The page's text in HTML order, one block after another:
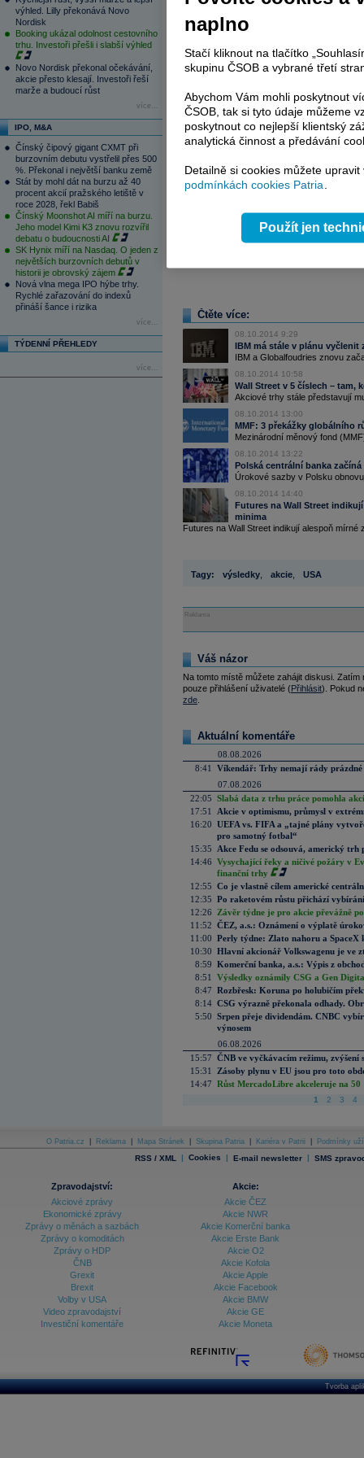
výhled. Lilly překonává Novo
Nordisk
Booking ukázal odolnost cestovního
trhu. Investoři přešli i slabší výhled
Novo Nordisk překonal očekávání,
akcie přesto klesají. Investoři řeší
marže a budoucí růst
více...
IPO, M&A
Čínský čipový gigant CXMT při
burzovním debutu vystřelil přes 500
%. Překonal i největší banku země
Stát by mohl dát na burzu až 40
procent akcií pražského letiště v
roce 2028, řekl Babiš
Čínský Moonshot AI míří na burzu.
Jeho model Kimi K3 znovu rozvířil
debatu o budoucnosti AI
SK Hynix míří na Nasdaq. O jeden z
největších burzovních debutů v
historii je obrovský zájem
Nová vlna mega IPO hýbe trhy.
Rychlé zařazování do indexů
přináší šance i rizika
více...
TÝDENNÍ PŘEHLEDY
více...
Čtěte více:
08.10.2014 9:29
IBM má stále v plánu
IBM a Globalfoudries znovu
08.10.2014 10:58
Wall Street v 5 číslech – tam,
Akciové trhy stále představují
08.10.2014 13:00
MMF: 3 překážky globálního
Mezinárodní měnový fond
08.10.2014 13:22
Polská centrální banka
Úrokové sazby v Polsku
08.10.2014 14:40
Futures na Wall Street
minima
Futures na Wall Street indikují alespoň
Tagy: výsledky akcie USA
Reklama
Váš názor
Na tomto místě můžete zahájit diskusi.
pouze přihlášení uživatelé (Přihlásit). Pokud
zde
Aktuální komentáře
08.08.2026
8:41
Víkendář: Trhy nemají rády prázdné
07.08.2026
22:05 Slabá data z trhu práce pomohla
17:51
Akcie v optimismu, průmysl v
16:20 UEFA vs. FIFA a „tajné plány
pro samotný fotbal“
15:35
Akce Fedu se odsouvá, americký
14:46 Vysychající řeky a ničivé požáry v
finanční trhy
12:55 Co je vlastně cílem americké
12:35 Po raketovém růstu přichází
12:26
Závěr týdne je pro akcie převážně
11:52 ČEZ, a.s.: Oznámení o výplatě
11:00 Perly týdne: Zlato nahoru a SpaceX
10:30 Hlavní akcionář Volkswagenu je ve
8:59 Komerční banka, a.s.: Výpis z
8:51
Výsledky oznámily CSG a Gen
8:47 Rozbřesk: Koruna po holubičím
8:14 CSG výrazně překonala odhady.
5:50 Srpen přeje dividendám. CNBC
výnosem
06.08.2026
15:57 ČNB ve vyčkávacím režimu, zvýšení
15:31
Zásoby plynu v EU jsou pro toto
14:47 Růst MercadoLibre akceleruje na
1 2 3 4
O Patria.cz Reklama Mapa Stránek Skupina Patria Kariéra v Patrii Podmínky
RSS / XML | Cookies | E-mail newsletter | SMS
Zpravodajství:
Akciové zprávy
Ekonomické zprávy
Zprávy o měnách a sazbách
Zprávy o komoditách
Zprávy o HDP
ČNB
Grexit
Brexit
Volby v USA
Video zpravodajství
Investiční komentáře
Akcie:
Akcie ČEZ
Akcie NWR
Akcie Komerční banka
Akcie Erste Bank
Akcie O2
Akcie Kofola
Akcie Apple
Akcie Facebook
Akcie BMW
Akcie GE
Akcie Moneta
Tvorba
naplno
Stačí kliknout na tlačítko
skupinu ČSOB a vybrané třetí
Abychom Vám mohli poskytnout
ČSOB, tak si tyto údaje můžeme
poskytnout co nejlepší klientský
analytická činnost a předávání
Detailně si cookies můžete
podmínkách cookies Patria.
Použít jen